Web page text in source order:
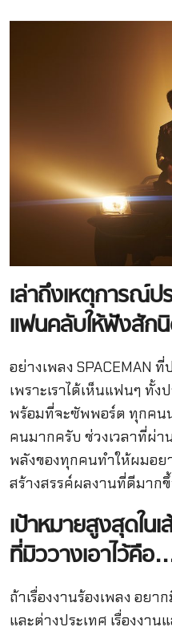
เล่าถึงเหตุการณ์ป
แฟนคลับให้ฟังสัก
อย่างเพลง SPACEMAN
เพราะเราได้เห็นแฟนๆ ทั้
พร้อมที่จะซัพพอร์ต ทุกค
คนมากครับ ช่วงเวลาที่ผ่
พลังของทุกคนทำให้ผมอ
สร้างสรรค์ผลงานที่ดีมาก
เป้าหมายสูงสุดใน
ที่มิววางเอาไว้คือ
ถ้าเรื่องงานร้องเพลง อยา
และต่างประเทศ เรื่องงา